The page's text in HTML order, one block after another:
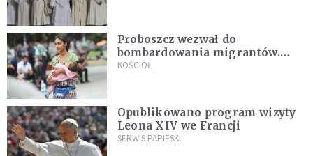
Proboszcz wezwał do
bombardowania migrantów.
"Masowy ogień przeciwko
KOŚCIÓŁ
Opublikowano program wizyty
Leona XIV we Francji
SERWIS PAPIESKI